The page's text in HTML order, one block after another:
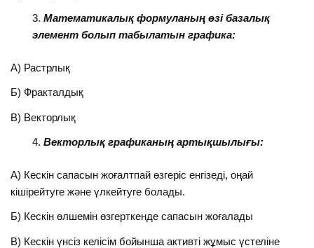
Математикалық формуланың өзі базалық
элемент болып табылатын графика:
А) Растрлық
Б) Фракталдық
В) Векторлық
Векторлық графиканың артықшылығы:
А) Кескін сапасын жоғалтпай өзгеріс енгізеді, оңай
кішірейтуге және үлкейтуге болады.
Б) Кескін өлшемін өзгерткенде сапасын жоғалады
В) Кескін үнсіз келісім бойынша активті жұмыс үстеліне